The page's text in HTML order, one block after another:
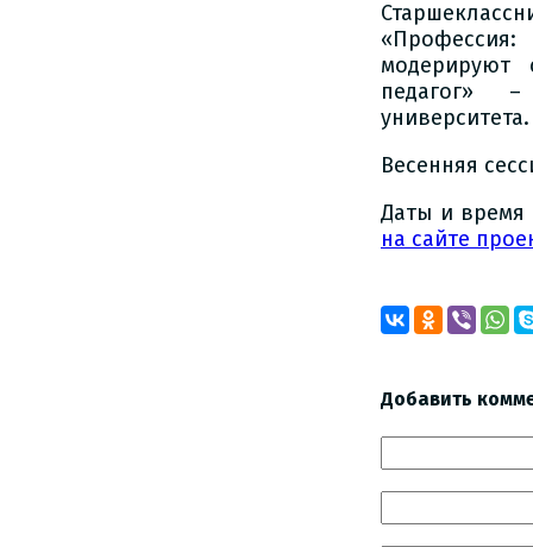
модерируют
педагог» –
университета.
Весенняя
Даты и время
на сайте
Добавить